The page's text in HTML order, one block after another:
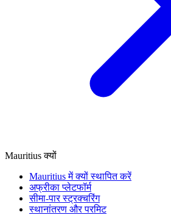
Mauritius क्यों
Mauritius में क्यों स्थापित करें
अफ्रीका प्लेटफॉर्म
सीमा-पार स्ट्रक्चरिंग
स्थानांतरण और परमिट